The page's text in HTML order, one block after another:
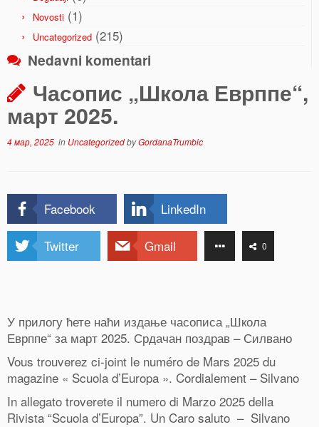
Novosti (1)
Uncategorized (215)
Nedavni komentari
Часопис „Школа Еврппе“,
март 2025.
4 мар, 2025 in UncategorizedbyGordanaTrumbic
Facebook LinkedIn
Twitter Gmail 0
У прилогу ћете наћи издање часописа „Школа
Еврппе“ за март 2025. Срдачан поздрав – Силвано
Vous trouverez ci-joint le numéro de Mars 2025 du
magazine « Scuola d’Europa ». Cordialement – Silvano
In allegato troverete il numero di Marzo 2025 della
Rivista “Scuola d’Europa”. Un Caro saluto – Silvano